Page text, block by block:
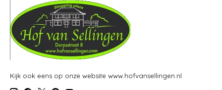
Kijk ook eens op onze website www.hofvansellingen.nl